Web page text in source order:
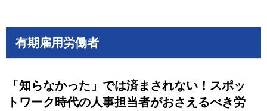
有期雇用労働者
「知らなかった」では済まされない！スポッ
トワーク時代の人事担当者がおさえるべき労